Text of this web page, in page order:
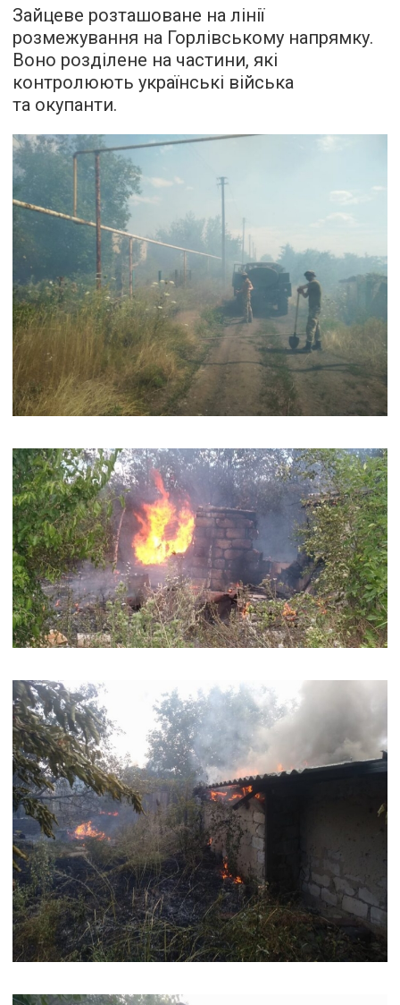
Зайцеве розташоване на лінії
розмежування на Горлівському напрямку.
Воно розділене на частини, які
контролюють українські війська
та окупанти.